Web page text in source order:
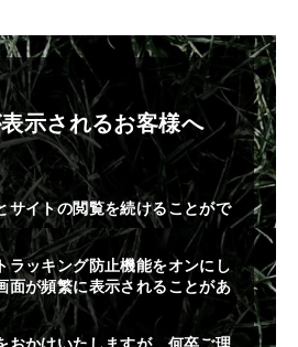
示されるお客様へ
サイトの閲覧を続けることがで
ラッキング防止機能をオンにし
面が頻繁に表示されることがあ